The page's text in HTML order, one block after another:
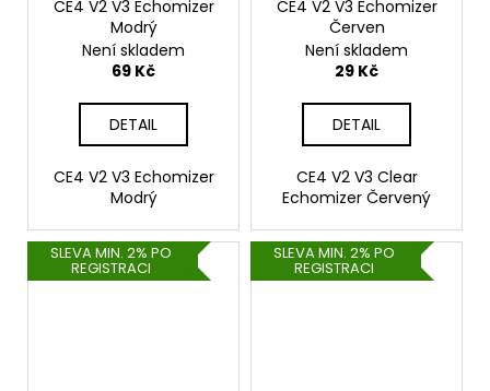
CE4 V2 V3 Echomizer
Modrý
Není skladem
69 Kč
DETAIL
CE4 V2 V3 Echomizer
Modrý
CE4 V2 V3 Echomizer
Červen
Není skladem
29 Kč
DETAIL
CE4 V2 V3 Clear
Echomizer Červený
SLEVA MIN. 2% PO
REGISTRACI
SLEVA MIN. 2% PO
REGISTRACI